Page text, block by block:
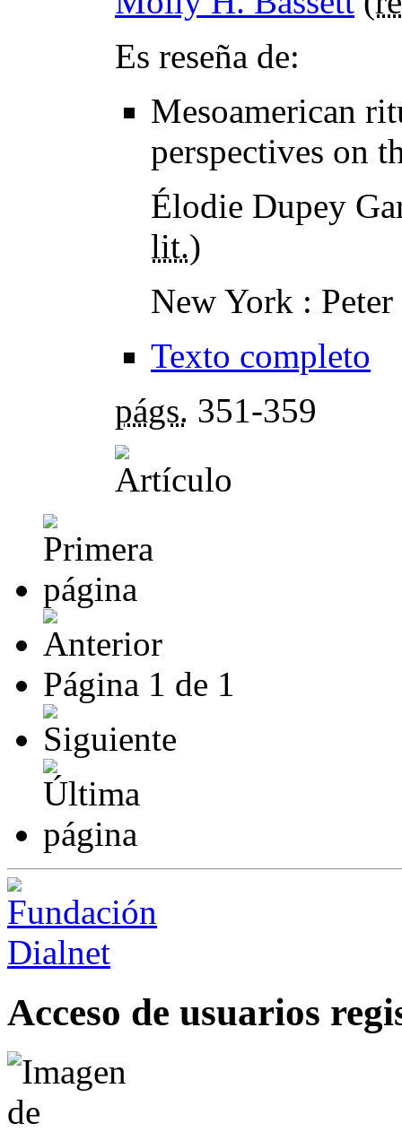
Es reseña de:
Mesoamerican
perspectives on
Élodie Dupey
lit.)
New York :
Texto completo
págs. 351-359
Página 1 de 1
Acceso de usuarios